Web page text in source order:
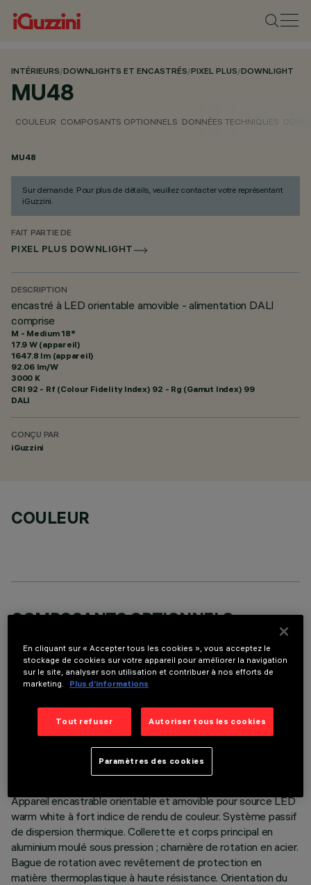
INTÉRIEURS/DOWNLIGHTS ET ENCASTRÉS/PIXEL PLUS/DOWNLIGHT
MU48
COULEUR COMPOSANTS OPTIONNELS DONNÉES TECHNIQUES
MU48
Sur demande. Pour plus de détails, veuillez contacter votre représentant
iGuzzini.
FAIT PARTIE DE
PIXEL PLUS DOWNLIGHT
DESCRIPTION
encastré à LED orientable amovible - alimentation DALI
comprise
M - Medium 18°
17.9 W (appareil)
1647.8 lm (appareil)
92.06 lm/W
3000 K
CRI 92 - Rf (Colour Fidelity Index) 92 - Rg (Gamut Index) 99
DALI
CONÇU PAR
iGuzzini
COULEUR
COMPOSANTS OPTIONNELS
DONNÉES TECHNIQUES
Appareil encastrable orientable et amovible pour source LED
warm white à fort indice de rendu de couleur. Système passif
de dispersion thermique. Collerette et corps principal en
aluminium moulé sous pression ; charnière de rotation en acier.
Bague de rotation avec revêtement de protection en
matière thermoplastique à haute résistance. Orientation du
En cliquant sur « Accepter tous les cookies », vous acceptez le
stockage de cookies sur votre appareil pour améliorer la navigation
sur le site, analyser son utilisation et contribuer à nos efforts de
marketing.
Plus d’informations
Tout refuser Autoriser tous les cookies
Paramètres des cookies